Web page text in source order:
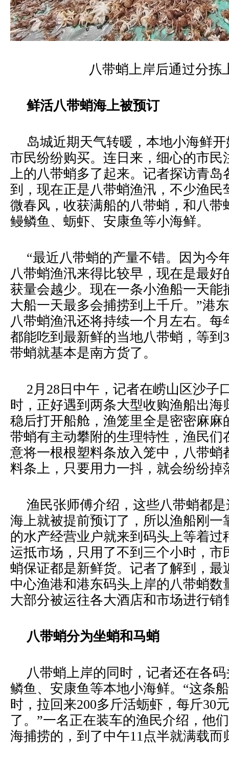
八带蛸上岸后通过分拣
鲜活八带蛸海上被预订
岛城近期天气转暖，本地小海鲜
市民纷纷购买。连日来，细心的市民
上的八带蛸多了起来。记者探访青岛
到，现在正是八带蛸渔汛，不少渔民
微春风，收获满船的八带蛸，和八带
鳗鳞鱼、蛎虾、安康鱼等小海鲜。
“最近八带蛸的产量不错。因为今
八带蛸渔汛来得比较早，现在是最好
获量会越少。现在一条小渔船一天能
大船一天最多会捕捞到上千斤。”港
八带蛸渔汛还将持续一个月左右。每
都能吃到最新鲜的当地八带蛸，等到
带蛸就基本是南方货了。
2月28日中午，记者在崂山区沙子
时，正好遇到两条大型收购渔船出海
稳后打开船舱，渔笼里全是密密麻麻
带蛸有主动攀附的生理特性，渔民们
意将一根根塑料条放入笼中，八带蛸
料条上，只要用力一抖，就会纷纷掉
渔民张师傅介绍，这些八带蛸都
海上就被提前预订了，所以渔船刚一
的水产经营业户就来到码头上等着过
运抵市场，只用了不到三个小时，市
蛸保证都是新鲜货。记者了解到，最
中心渔港和港东码头上岸的八带蛸数
大部分被运往各大酒店和市场进行销
八带蛸分为坐蛸和马蛸
八带蛸上岸的同时，记者还在各
鳞鱼、安康鱼等本地小海鲜。“这条
时，拉回来200多斤活蛎虾，每斤30
了。”一名正在装车的渔民介绍，他
海捕捞的，到了中午11点半就满载而